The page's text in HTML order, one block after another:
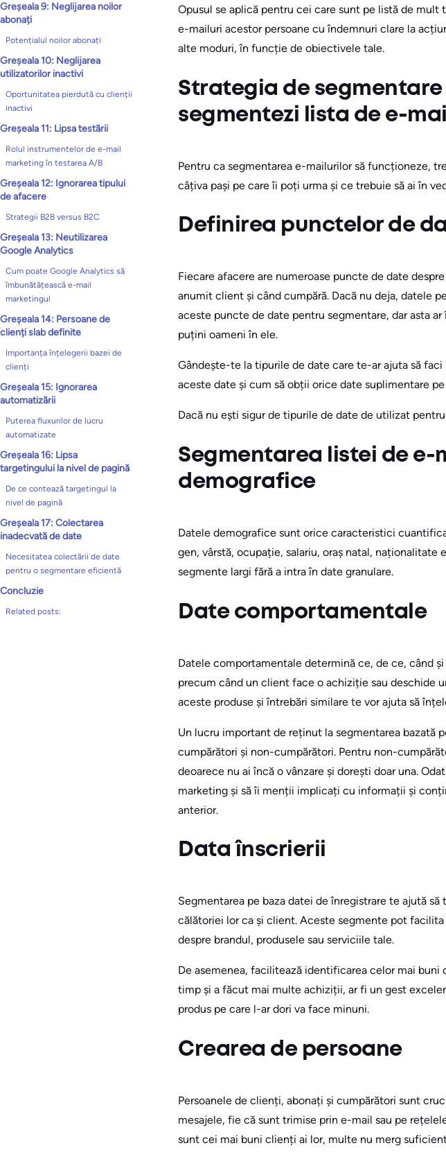
Greșeala 9: Neglijarea noilor
abonați
Potențialul noilor abonați
Greșeala 10: Neglijarea
utilizatorilor inactivi
Oportunitatea pierdută cu clienții
inactivi
Greșeala 11: Lipsa testării
Rolul instrumentelor de e-mail
marketing în testarea A/B
Greșeala 12: Ignorarea tipului
de afacere
Strategii B2B versus B2C
Greșeala 13: Neutilizarea
Google Analytics
Cum poate Google Analytics să
îmbunătățească e-mail
marketingul
Greșeala 14: Persoane de
clienți slab definite
Importanța înțelegerii bazei de
clienți
Greșeala 15: Ignorarea
automatizării
Puterea fluxurilor de lucru
automatizate
Greșeala 16: Lipsa
targetingului la nivel de pagină
De ce contează targetingul la
nivel de pagină
Greșeala 17: Colectarea
inadecvată de date
Necesitatea colectării de date
pentru o segmentare eficientă
Concluzie
Related posts:
Opusul se aplică pentru cei care sunt pe listă de
e-mailuri acestor persoane cu îndemnuri clare la
alte moduri, în funcție de obiectivele tale.
Strategia de
segmentezi lista de e-
Pentru ca segmentarea e-mailurilor să funcționeze,
câțiva pași pe care îi poți urma și ce trebuie să ai în
Definirea punctelor de
Fiecare afacere are numeroase puncte de date
anumit client și când cumpără. Dacă nu deja, datele
aceste puncte de date pentru segmentare, dar asta
puțini oameni în ele.
Gândește-te la tipurile de date care te-ar ajuta să
aceste date și cum să obții orice date suplimentare
Dacă nu ești sigur de tipurile de date de utilizat
Segmentarea listei de
demografice
Datele demografice sunt orice caracteristici
gen, vârstă, ocupație, salariu, oraș natal,
segmente largi fără a intra în date granulare.
Date comportamentale
Datele comportamentale determină ce, de ce, când
precum când un client face o achiziție sau deschide
aceste produse și întrebări similare te vor ajuta să
Un lucru important de reținut la segmentarea bazată
cumpărători și non-cumpărători. Pentru non-
deoarece nu ai încă o vânzare și dorești doar una.
marketing și să îi menții implicați cu informații și
anterior.
Data înscrierii
Segmentarea pe baza datei de înregistrare te ajută
călătoriei lor ca și client. Aceste segmente pot
despre brandul, produsele sau serviciile tale.
De asemenea, facilitează identificarea celor mai
timp și a făcut mai multe achiziții, ar fi un gest
produs pe care l-ar dori va face minuni.
Crearea de persoane
Persoanele de clienți, abonați și cumpărători sunt
mesajele, fie că sunt trimise prin e-mail sau pe
sunt cei mai buni clienți ai lor, multe nu merg